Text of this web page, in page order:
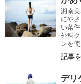
湘南
にや
い条
外科
ンを
記事
デリ